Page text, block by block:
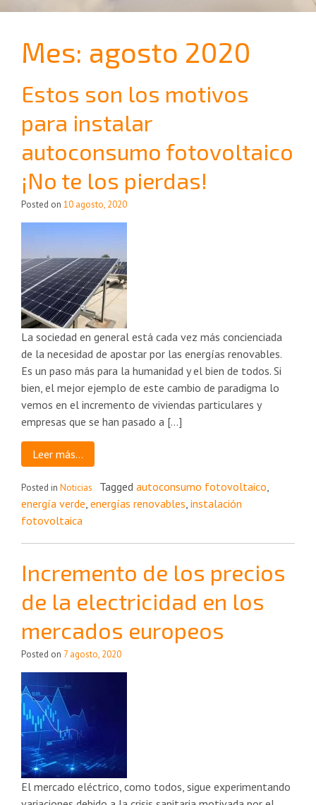
Mes: agosto 2020
Estos son los motivos
para instalar
autoconsumo fotovoltaico
¡No te los pierdas!
Posted on 10 agosto, 2020
La sociedad en general está cada vez más concienciada
de la necesidad de apostar por las energías renovables.
Es un paso más para la humanidad y el bien de todos. Si
bien, el mejor ejemplo de este cambio de paradigma lo
vemos en el incremento de viviendas particulares y
empresas que se han pasado a […]
Leer más…
Posted in Noticias Tagged autoconsumo fotovoltaico
energía verde energías renovables instalación
fotovoltaica
Incremento de los precios
de la electricidad en los
mercados europeos
Posted on 7 agosto, 2020
El mercado eléctrico, como todos, sigue experimentando